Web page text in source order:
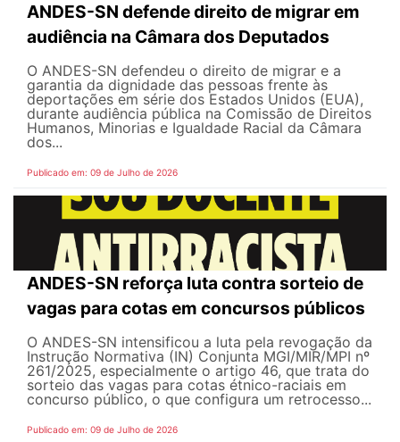
ANDES-SN defende direito de migrar em
audiência na Câmara dos Deputados
O ANDES-SN defendeu o direito de migrar e a
garantia da dignidade das pessoas frente às
deportações em série dos Estados Unidos (EUA),
durante audiência pública na Comissão de Direitos
Humanos, Minorias e Igualdade Racial da Câmara
dos...
Publicado em: 09 de Julho de 2026
ANDES-SN reforça luta contra sorteio de
vagas para cotas em concursos públicos
O ANDES-SN intensificou a luta pela revogação da
Instrução Normativa (IN) Conjunta MGI/MIR/MPI nº
261/2025, especialmente o artigo 46, que trata do
sorteio das vagas para cotas étnico-raciais em
concurso público, o que configura um retrocesso...
Publicado em: 09 de Julho de 2026